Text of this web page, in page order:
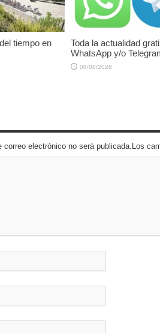
tiempo en
Toda la actualidad
WhatsApp y/o
08/08/2026
correo electrónico no será publicada.Los